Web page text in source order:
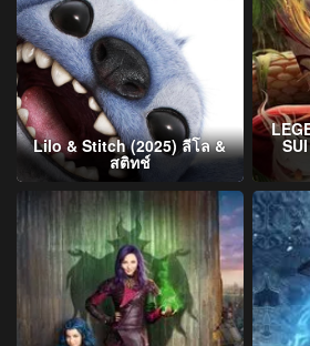
Lilo & Stitch (2025) ลีโล &
สติทช์